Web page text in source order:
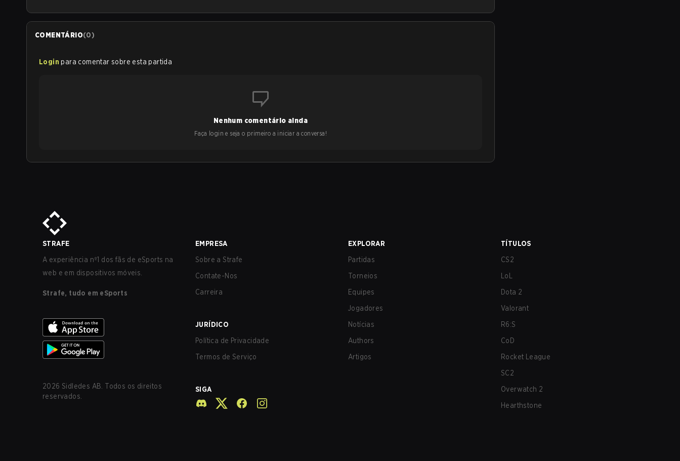
COMENTÁRIO(0)
Login para comentar sobre esta partida
Nenhum comentário ainda
Faça login e seja o primeiro a iniciar a conversa!
STRAFE
A experiência nº1 dos fãs de eSports na
web e em dispositivos móveis.
Strafe, tudo em eSports
2026 Sidledes AB. Todos os direitos
reservados.
EMPRESA
Sobre a Strafe
Contate-Nos
Carreira
JURÍDICO
Política de Privacidade
Termos de Serviço
SIGA
EXPLORAR
Partidas
Torneios
Equipes
Jogadores
Notícias
Authors
Artigos
TÍTULOS
CS2
LoL
Dota 2
Valorant
R6:S
CoD
Rocket League
SC2
Overwatch 2
Hearthstone